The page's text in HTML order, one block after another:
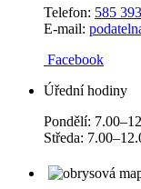
Telefon: 585
E-mail:
Facebook
Úřední hodiny
Pondělí:
Středa: